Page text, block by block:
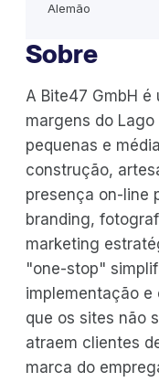
Alemão
Sobre
A Bite47 GmbH
margens do
pequenas e
construção,
presença on-line
branding,
marketing
"one-stop"
implementação
que os sites não
atraem clientes
marca do